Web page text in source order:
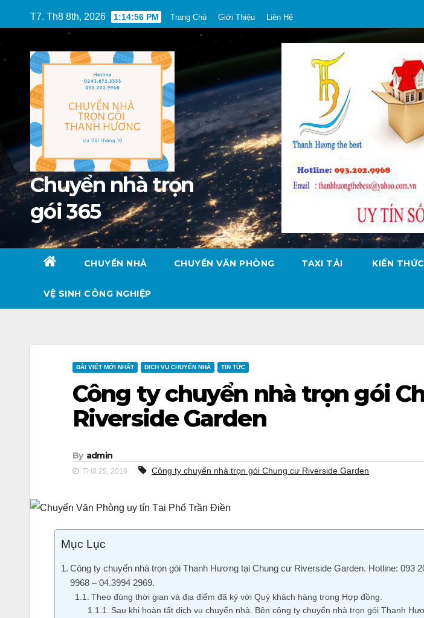
to
T7. Th8 8th, 2026 1:14:57 PM Trang Chủ Giới Thiệu Liên Hệ
Chuyển nhà trọn
gói 365
CHUYỂN NHÀ CHUYỂN VĂN PHÒNG TAXI TẢI KIẾN
VỆ SINH CÔNG NGHIỆP
BÀI VIẾT MỚI NHẤT DỊCH VỤ CHUYỂN NHÀ TIN TỨC
Công ty chuyển nhà trọn gói
Riverside Garden
By admin
TH8 25, 2016 Công ty chuyển nhà trọn gói Chung cư Riverside Garden
Mục Lục
Công ty chuyển nhà trọn gói Thanh Hương tại Chung cư Riverside Garden. Hotline: 093
9968 – 04.3994 2969.
Theo đúng thời gian và địa điểm đã ký với Quý khách hàng trong Hợp đồng.
Sau khi hoàn tất dịch vụ chuyển nhà. Bên công ty chuyển nhà trọn gói Thanh